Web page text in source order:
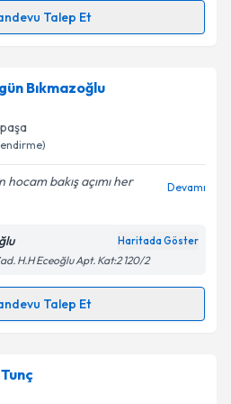
işlenmesine ilişkinAydınlatma
kabul ediyorum.
Talebini Gönder
Talep Et
Talebi
randevu takvimi talebi oluşturun.
almanız için bir takvim
ile bilgilendireceğiz.
işlenmesine ilişkin
Aydınlatma
ve kişisel verilerimin belirtilen
kabul ediyorum.
Bıkmazoğlu
bakış açımı her
Devamı
Haritada Göster
H.H Eceoğlu Apt. Kat:2 120/2
Talep Et
Talebi
uzmandan randevu almanız